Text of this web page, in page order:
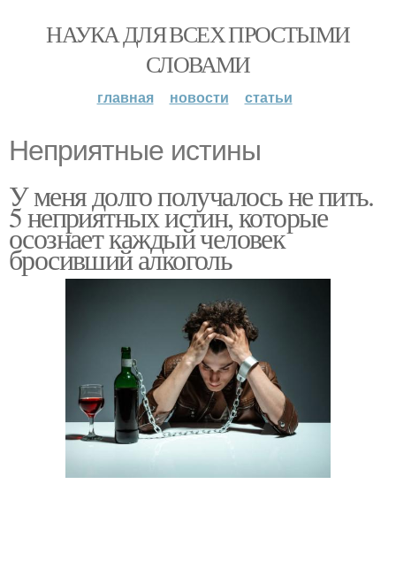
НАУКА ДЛЯ ВСЕХ ПРОСТЫМИ
СЛОВАМИ
главная новости статьи
Неприятные истины
У меня долго получалось не пить.
5 неприятных истин, которые
осознает каждый человек
бросивший алкоголь